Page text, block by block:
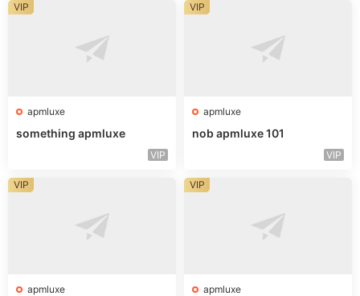
apmluxe
something apmluxe
VIP
VIP
apmluxe
nob apmluxe 101
VIP
VIP
apmluxe
VIP
apmluxe
VIP